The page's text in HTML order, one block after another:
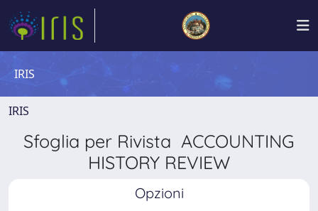
IRIS
IRIS
Sfoglia per Rivista ACCOUNTING
HISTORY REVIEW
Opzioni